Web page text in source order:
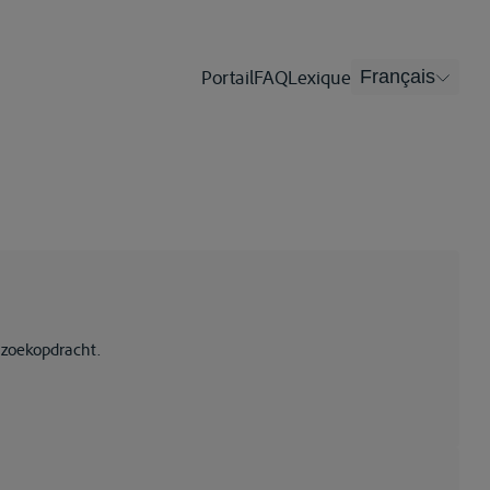
PortailFAQLexique Français